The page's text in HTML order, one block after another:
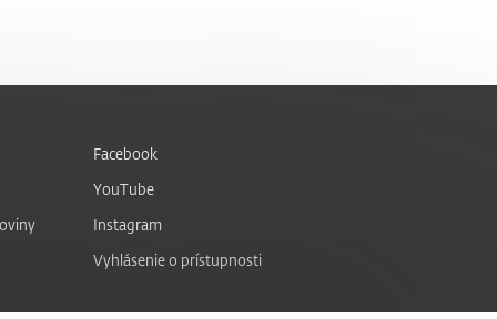
Facebook
YouTube
Instagram
Vyhlásenie o prístupnosti